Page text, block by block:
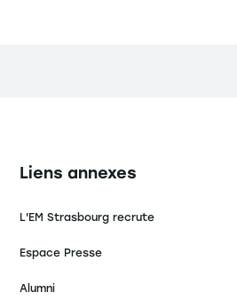
Navigation secondaire footer
Liens annexes
L'EM Strasbourg recrute
Espace Presse
Alumni